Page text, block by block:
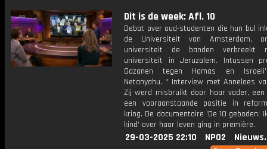
Dit is de week: Afl. 10
Debat over oud-studenten die hun bul
de Universiteit van Amsterdam,
universiteit de banden verbreekt
universiteit in Jeruzalem. Intussen
Gazanen tegen Hamas en
Netanyahu. * Interview met Anneloes
Zij werd misbruikt door haar vader,
een vooraanstaande positie in
kring. De documentaire 'De 10 geboden:
kind' over haar leven ging in première.
29-03-2025 22:10 NPO2